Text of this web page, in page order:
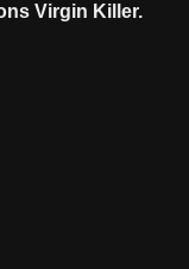
Virgin Killer.